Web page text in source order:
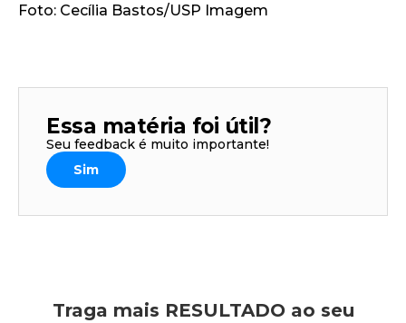
Foto: Cecília Bastos/USP Imagem
Essa matéria foi útil?
Seu feedback é muito importante!
Sim
Traga mais RESULTADO ao seu